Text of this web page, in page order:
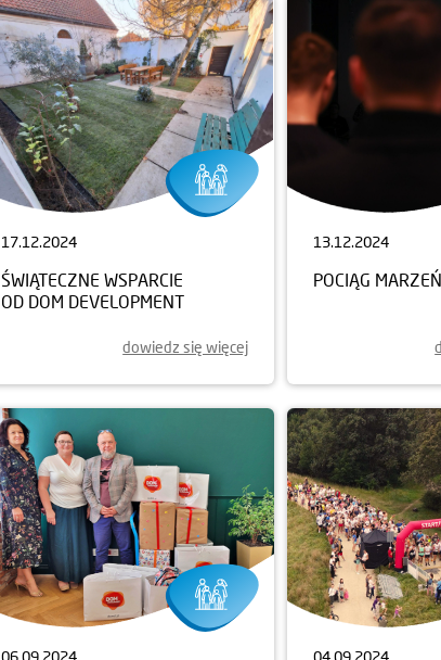
17.12.2024
ŚWIĄTECZNE WSPARCIE
OD DOM DEVELOPMENT
dowiedz się więcej
13.12.2024
POCIĄG
06.09.2024 04.09.2024